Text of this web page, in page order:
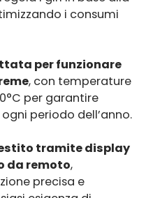
i consumi
per funzionare
, con temperature
per garantire
periodo dell’anno.
tramite display
da remoto,
precisa e